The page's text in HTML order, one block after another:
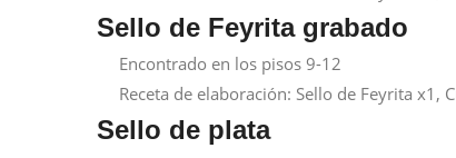
Sello de Feyrita grabado
Encontrado en los pisos 9-12
Receta de elaboración: Sello de Feyrita x1,
Sello de plata